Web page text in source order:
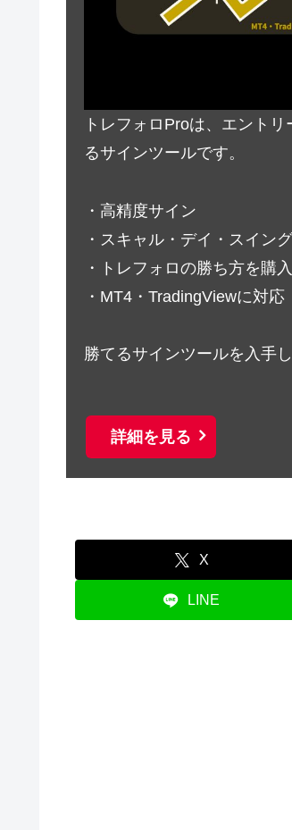
トレフォロProは、エント
るサインツールです。
・高精度サイン
・スキャル・デイ・スイン
・トレフォロの勝ち方を購
・MT4・TradingViewに対応
勝てるサインツールを入手
詳細を見る
X
LINE